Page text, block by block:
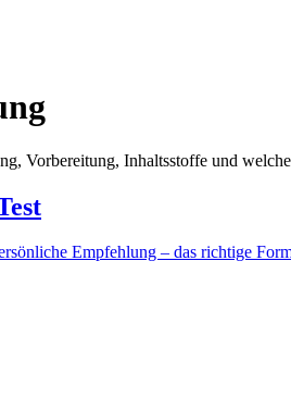
Vorbereitung, Inhaltsstoffe und
Empfehlung – das richtige